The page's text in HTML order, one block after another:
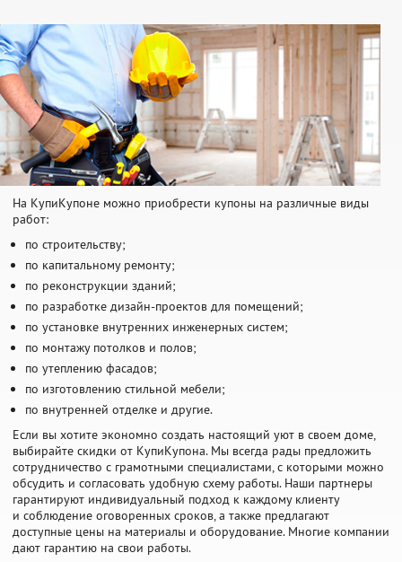
На КупиКупоне можно приобрести купоны на различные виды
работ:
по строительству;
по капитальному ремонту;
по реконструкции зданий;
по разработке дизайн-проектов для помещений;
по установке внутренних инженерных систем;
по монтажу потолков и полов;
по утеплению фасадов;
по изготовлению стильной мебели;
по внутренней отделке и другие.
Если вы хотите экономно создать настоящий уют в своем доме,
выбирайте скидки от КупиКупона. Мы всегда рады предложить
сотрудничество с грамотными специалистами, с которыми можно
обсудить и согласовать удобную схему работы. Наши партнеры
гарантируют индивидуальный подход к каждому клиенту
и соблюдение оговоренных сроков, а также предлагают
доступные цены на материалы и оборудование. Многие компании
дают гарантию на свои работы.